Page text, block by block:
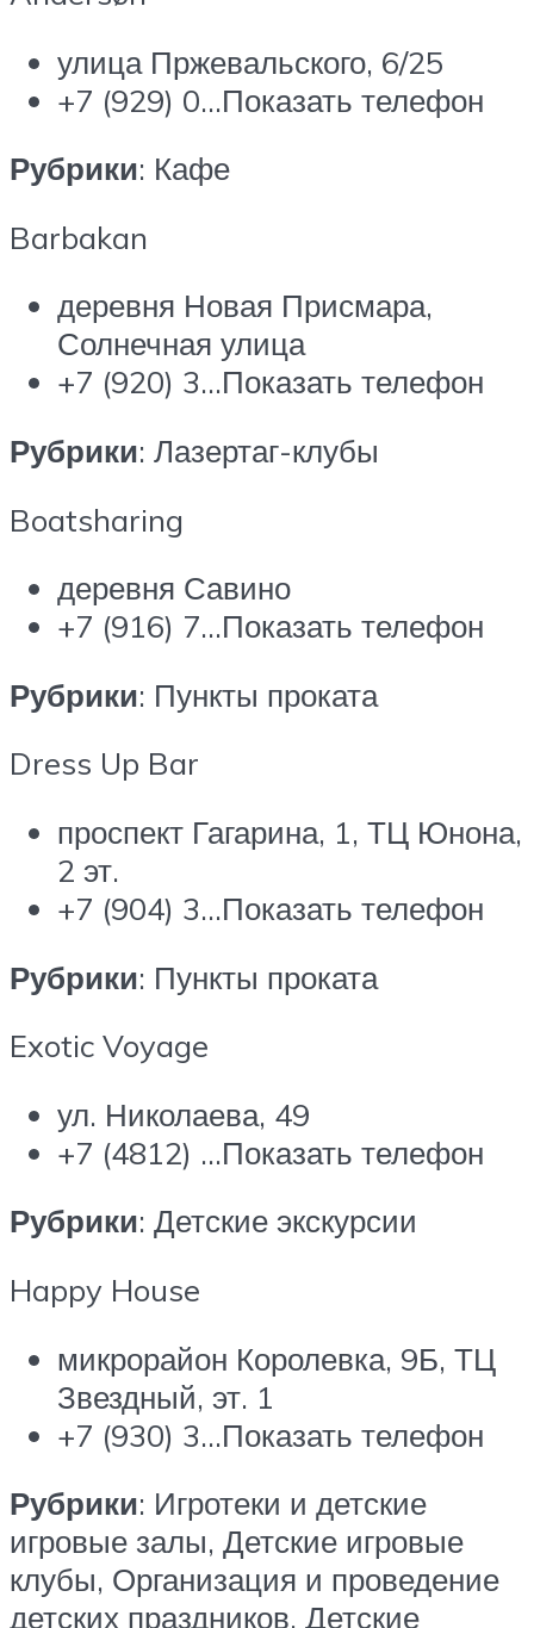
улица Пржевальского, 6/25
+7 (929) 0…Показать телефон
Рубрики: Кафе
Barbakan
деревня Новая Присмара,
Солнечная улица
+7 (920) 3…Показать телефон
Рубрики: Лазертаг-клубы
Boatsharing
деревня Савино
+7 (916) 7…Показать телефон
Рубрики: Пункты проката
Dress Up Bar
проспект Гагарина, 1, ТЦ Юнона,
2 эт.
+7 (904) 3…Показать телефон
Рубрики: Пункты проката
Exotic Voyage
ул. Николаева, 49
+7 (4812) …Показать телефон
Рубрики: Детские экскурсии
Happy House
микрорайон Королевка, 9Б, ТЦ
Звездный, эт. 1
+7 (930) 3…Показать телефон
Рубрики: Игротеки и детские
игровые залы, Детские игровые
клубы, Организация и проведение
детских праздников, Детские